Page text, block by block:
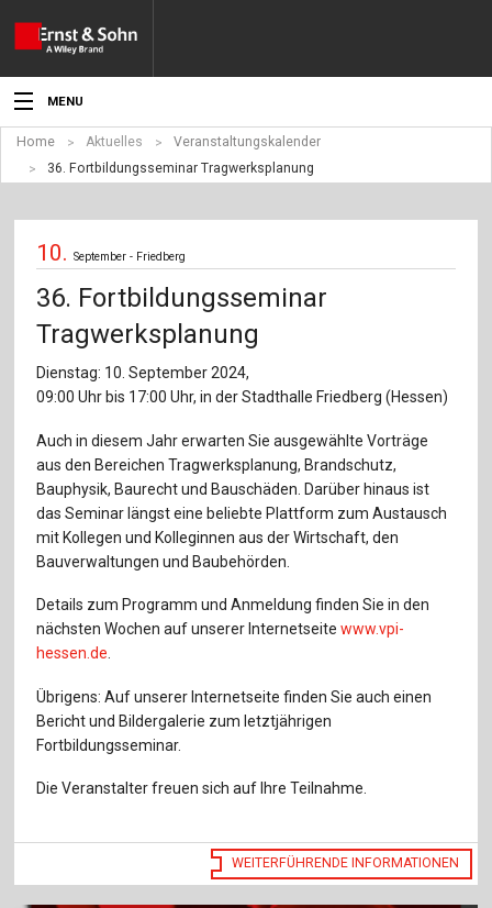
MENU
Aktuelles
Angebote
Fachgebiete
Produkte
Werben
Service
Für Autor:innen
Verlag
Sprache / Language: DE Sprache / Language: EN
Home Aktuelles
Veranstaltungskalender
36. Fortbildungsseminar Tragwerksplanung
10.September - Friedberg
36. Fortbildungsseminar
Tragwerksplanung
Dienstag: 10. September 2024,
09:00 Uhr bis 17:00 Uhr, in der Stadthalle Friedberg (Hessen)
Auch in diesem Jahr erwarten Sie ausgewählte Vorträge
aus den Bereichen Tragwerksplanung, Brandschutz,
Bauphysik, Baurecht und Bauschäden. Darüber hinaus ist
das Seminar längst eine beliebte Plattform zum Austausch
mit Kollegen und Kolleginnen aus der Wirtschaft, den
Bauverwaltungen und Baubehörden.
Details zum Programm und Anmeldung finden Sie in den
nächsten Wochen auf unserer Internetseitewww.vpi-
hessen.de
Übrigens: Auf unserer Internetseite finden Sie auch einen
Bericht und Bildergalerie zum letztjährigen
Fortbildungsseminar.
Die Veranstalter freuen sich auf Ihre Teilnahme.
WEITERFÜHRENDE INFORMATIONEN